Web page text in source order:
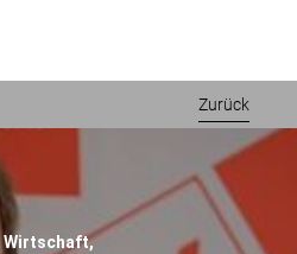
Zurück
Wirtschaft,